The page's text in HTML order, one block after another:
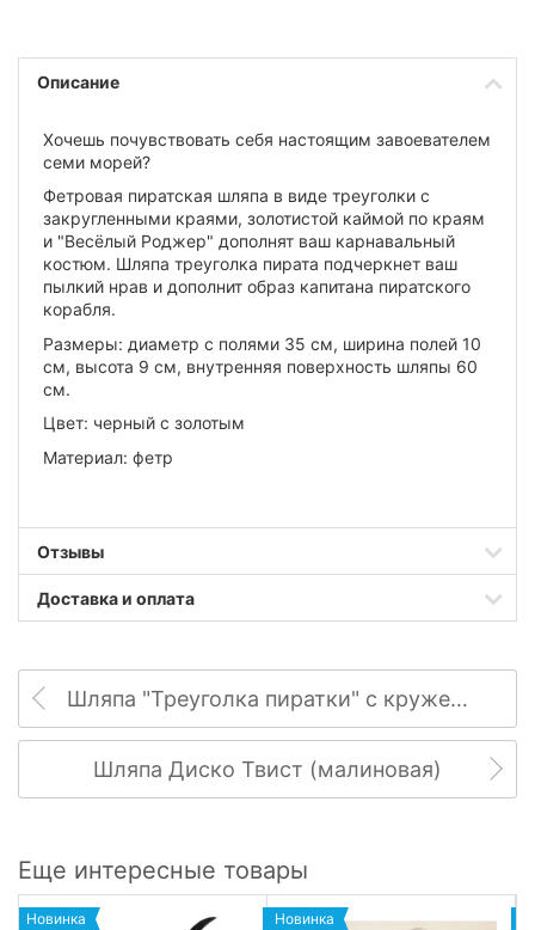
Описание
Хочешь почувствовать себя настоящим завоевателем
семи морей?
Фетровая пиратская шляпа в виде треуголки с
закругленными краями, золотистой каймой по краям
и "Весёлый Роджер" дополнят ваш карнавальный
костюм. Шляпа треуголка пирата подчеркнет ваш
пылкий нрав и дополнит образ капитана пиратского
корабля.
Размеры: диаметр с полями 35 см, ширина полей 10
см, высота 9 см, внутренняя поверхность шляпы 60
см.
Цвет: черный с золотым
Материал: фетр
Отзывы
Доставка и оплата
Шляпа "Треуголка пиратки" с кружевом
Шляпа Диско Твист (малиновая)
Еще интересные товары
Новинка Новинка